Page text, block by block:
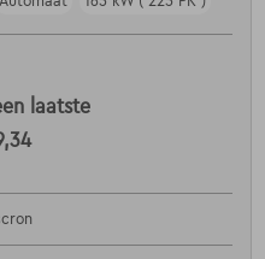
laatste